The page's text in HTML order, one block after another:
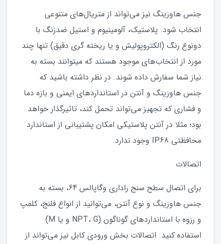
جنس هاوزینگ نیز می‌تواند از متریال‌های متنوعی
انتخاب شود. پلاستیک، آلومینیوم و استیل ضدزنگ با
دونوع رنگ (الکتروپولیش و یا ریخته گری دقیق) تنها چند
مورد از انتخاب‌های موجود هستند که میتوانند بسته به
نیاز شما سفارش داده شوند. در نظر داشته باشید که
جنس هاوزینگ و آنتن در استانداردهای ایمنی و بازه دما
و فشاری که تجهیز می‌تواند تحمل کند، تاثیرگذار خواهد
بود؛ مثلا در آنتن پلاستیکی امکان پشتیبانی از استاندارد
محافظتی IP68 وجود ندارد.
اتصالات
برای اتصال سطح سنج راداری وگاپالس 64، بسته به
جنس هاوزینگ و نوع آنتن، می‌توانید از انواع فلنج، کلمپ
و رزوه با استانداردهای گوناگون (NPT، G و یا M)
استفاده کنید. اتصالات بخش ورودی کابل نیز می‌تواند از